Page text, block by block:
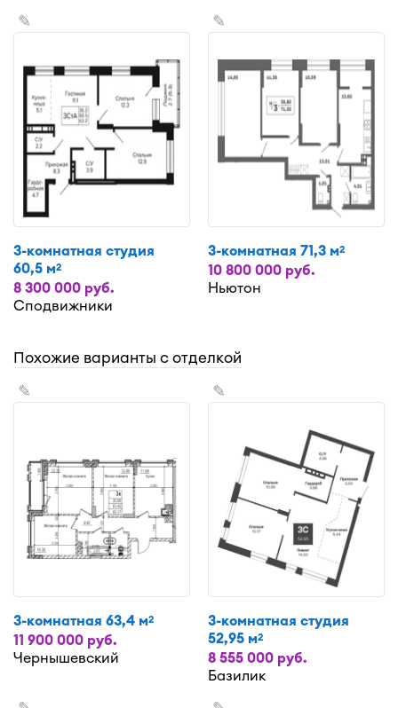
✎
3-комнатная студия
60,5 м2
8 300 000 руб.
Сподвижники
✎
3-комнатная 71,3 м2
10 800 000 руб.
Ньютон
Похожие варианты с отделкой
✎
3-комнатная 63,4 м2
11 900 000 руб.
Чернышевский
✎
3-комнатная студия
52,95 м2
8 555 000 руб.
Базилик